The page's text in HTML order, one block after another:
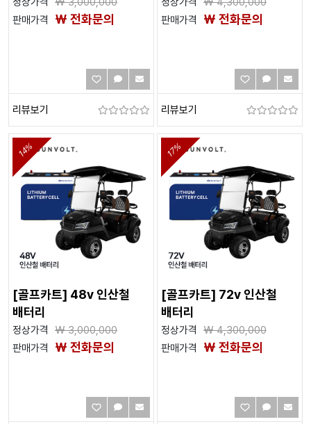
판매가격
₩ 전화문의
리뷰보기
판매가격
₩ 전화문의
리뷰보기
14%
[골프카트] 48v 인산철
배터리
정상가격 ₩3,000,000
판매가격
₩ 전화문의
17%
[골프카트] 72v 인산철
배터리
정상가격 ₩4,300,000
판매가격
₩ 전화문의